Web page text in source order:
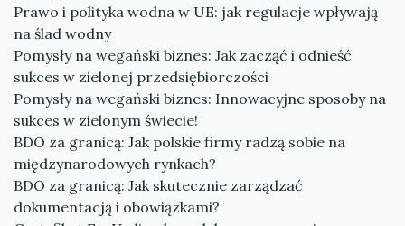
Prawo i polityka wodna w UE: jak regulacje wpływają
na ślad wodny
Pomysły na wegański biznes: Jak zacząć i odnieść
sukces w zielonej przedsiębiorczości
Pomysły na wegański biznes: Innowacyjne sposoby na
sukces w zielonym świecie!
BDO za granicą: Jak polskie firmy radzą sobie na
międzynarodowych rynkach?
BDO za granicą: Jak skutecznie zarządzać
dokumentacją i obowiązkami?